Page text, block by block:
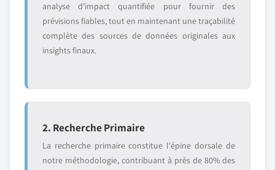
analyse d'impact quantifiée pour fournir des
prévisions fiables, tout en maintenant une traçabilité
complète des sources de données originales aux
insights finaux.
2. Recherche Primaire
La recherche primaire constitue l'épine dorsale de
notre méthodologie, contribuant à près de 80% des